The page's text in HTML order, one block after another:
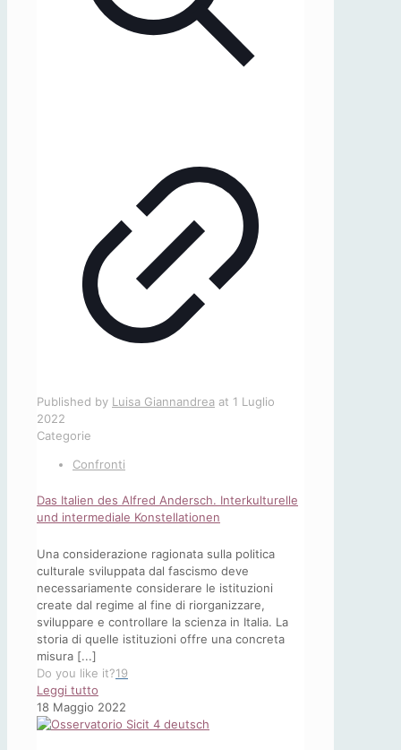
Published by Luisa Giannandrea at 1 Luglio
2022
Categorie
Confronti
Das Italien des Alfred Andersch. Interkulturelle
und intermediale Konstellationen
Una considerazione ragionata sulla politica
culturale sviluppata dal fascismo deve
necessariamente considerare le istituzioni
create dal regime al fine di riorganizzare,
sviluppare e controllare la scienza in Italia. La
storia di quelle istituzioni offre una concreta
misura [...]
Do you like it?19
Leggi tutto
Das
Italien
18 Maggio 2022